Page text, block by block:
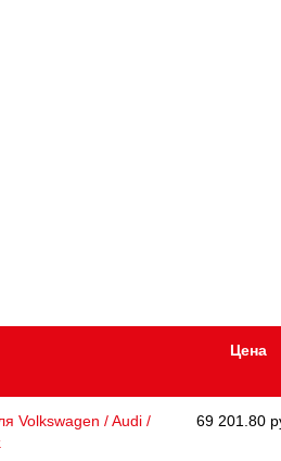
Цена
Volkswagen / Audi /
69 201.80